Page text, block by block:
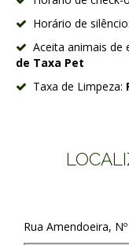
Horário de silêncio:
Aceita animais de
de Taxa Pet
Taxa de Limpeza:
Rua Amendoeira,